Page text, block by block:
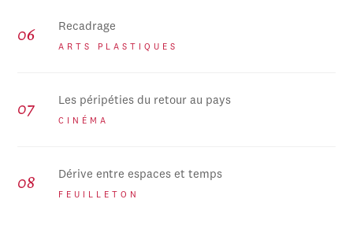
Recadrage
ARTS PLASTIQUES
Les péripéties du retour au pays
CINÉMA
Dérive entre espaces et temps
FEUILLETON